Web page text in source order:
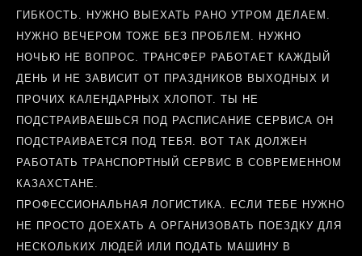
ГИБКОСТЬ. НУЖНО ВЫЕХАТЬ РАНО УТРОМ ДЕЛАЕМ.
НУЖНО ВЕЧЕРОМ ТОЖЕ БЕЗ ПРОБЛЕМ. НУЖНО
НОЧЬЮ НЕ ВОПРОС. ТРАНСФЕР РАБОТАЕТ КАЖДЫЙ
ДЕНЬ И НЕ ЗАВИСИТ ОТ ПРАЗДНИКОВ ВЫХОДНЫХ И
ПРОЧИХ КАЛЕНДАРНЫХ ХЛОПОТ. ТЫ НЕ
ПОДСТРАИВАЕШЬСЯ ПОД РАСПИСАНИЕ СЕРВИСА ОН
ПОДСТРАИВАЕТСЯ ПОД ТЕБЯ. ВОТ ТАК ДОЛЖЕН
РАБОТАТЬ ТРАНСПОРТНЫЙ СЕРВИС В СОВРЕМЕННОМ
КАЗАХСТАНЕ.
ПРОФЕССИОНАЛЬНАЯ ЛОГИСТИКА. ЕСЛИ ТЕБЕ НУЖНО
НЕ ПРОСТО ДОЕХАТЬ А ОРГАНИЗОВАТЬ ПОЕЗДКУ ДЛЯ
НЕСКОЛЬКИХ ЛЮДЕЙ ИЛИ ПОДАТЬ МАШИНУ В